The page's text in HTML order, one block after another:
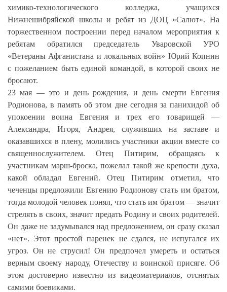
химико-технологического колледжа, учащихся
Нижнешибряйской школы и ребят из ДОЦ «Салют». На
торжественном построении перед началом мероприятия к
ребятам обратился председатель Уваровской УРО
«Ветераны Афганистана и локальных войн» Юрий Копнин
с пожеланием быть единой командой, в которой своих не
бросают.
23 мая — это и день рождения, и день смерти Евгения
Родионова, в память об этом дне сегодня за панихидой об
упокоении воина Евгения и трех его товарищей —
Александра, Игоря, Андрея, служивших на заставе и
оказавшихся в плену, молились участники акции вместе со
священнослужителем. Отец Питирим, обращаясь к
участникам марш-броска, пожелал такой же крепости духа,
какой обладал Евгений. Отец Питирим отметил, что
чеченцы предложили Евгению Родионову стать им братом,
тогда молодой человек понял, что стать им братом — значит
стрелять в своих, значит предать Родину и своих родителей.
Он даже не задумывался над предложением, он сразу сказал
«нет». Этот простой паренек не сдался, не испугался их
угроз. Он не струсил! Он предпочел умереть и остаться
верным своему народу, Отечеству и воинской присяге. Об
этом достоверно известно из видеоматериалов, отснятых
самими боевиками.